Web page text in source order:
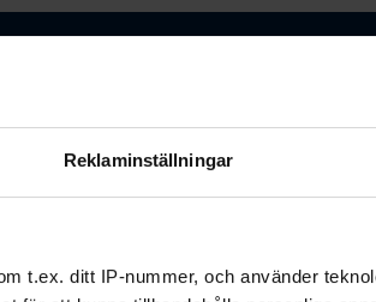
Reklaminställningar
t.ex. ditt IP-nummer, och använder
2 - 0